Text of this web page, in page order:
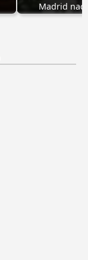
Madrid